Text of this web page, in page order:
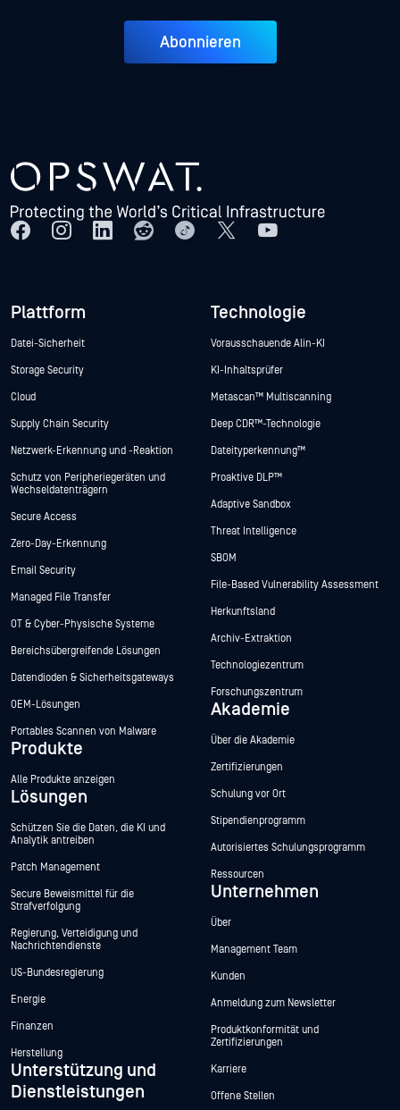
Abonnieren
Plattform
Datei-Sicherheit
Storage Security
Cloud
Supply Chain Security
Netzwerk-Erkennung und -Reaktion
Schutz von Peripheriegeräten und
Wechseldatenträgern
Secure Access
Zero-Day-Erkennung
Email Security
Managed File Transfer
OT & Cyber-Physische Systeme
Bereichsübergreifende Lösungen
Datendioden & Sicherheitsgateways
OEM-Lösungen
Portables Scannen von Malware
Produkte
Alle Produkte anzeigen
Lösungen
Schützen Sie die Daten, die KI und
Analytik antreiben
Patch Management
Secure Beweismittel für die
Strafverfolgung
Regierung, Verteidigung und
Nachrichtendienste
US-Bundesregierung
Energie
Finanzen
Herstellung
Unterstützung und
Dienstleistungen
Technologie
Vorausschauende Alin-KI
KI-Inhaltsprüfer
Metascan™ Multiscanning
Deep CDR™-Technologie
Dateityperkennung™
Proaktive DLP™
Adaptive Sandbox
Threat Intelligence
SBOM
File-Based Vulnerability Assessment
Herkunftsland
Archiv-Extraktion
Technologiezentrum
Forschungszentrum
Akademie
Über die Akademie
Zertifizierungen
Schulung vor Ort
Stipendienprogramm
Autorisiertes Schulungsprogramm
Ressourcen
Unternehmen
Über
Management Team
Kunden
Anmeldung zum Newsletter
Produktkonformität und
Zertifizierungen
Karriere
Offene Stellen